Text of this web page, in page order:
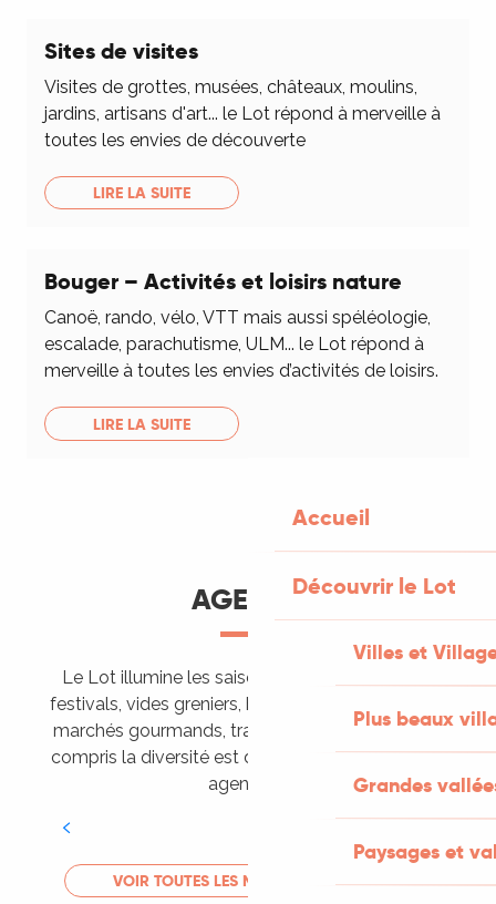
Accueil
Découvrir le Lot
Villes et
Plus beaux
Grandes
Paysages et
Sites de visites
Visites de grottes, musées, châteaux, moulins,
jardins, artisans d'art... le Lot répond à merveille à
toutes les envies de découverte
LIRE LA SUITE
Bouger – Activités et loisirs nature
Canoë, rando, vélo, VTT mais aussi spéléologie,
escalade, parachutisme, ULM... le Lot répond à
merveille à toutes les envies d’activités de loisirs.
LIRE LA SUITE
AGENDA
Le Lot illumine les saisons de ses animations :
festivals, vides greniers, brocantes, fêtes votives,
marchés gourmands, trails sportifs… Vous l’aurez
compris la diversité est de mise, alors tous à vos
agendas !
LIRE LA SUITE
VOIR TOUTES LES MANIFESTATIONS